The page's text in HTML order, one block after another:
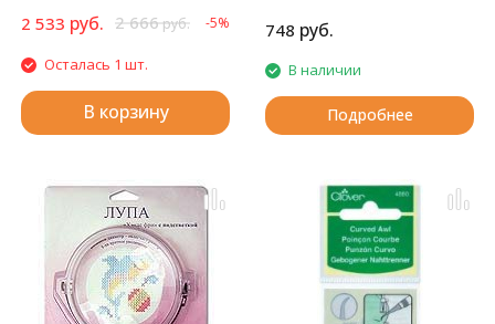
2 533 руб. 2 666руб. -5%
Осталась 1 шт.
В корзину
748 руб.
В наличии
Подробнее